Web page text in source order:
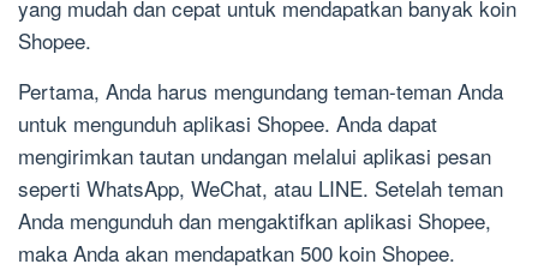
yang mudah dan cepat untuk mendapatkan banyak koin
Shopee.
Pertama, Anda harus mengundang teman-teman Anda
untuk mengunduh aplikasi Shopee. Anda dapat
mengirimkan tautan undangan melalui aplikasi pesan
seperti WhatsApp, WeChat, atau LINE. Setelah teman
Anda mengunduh dan mengaktifkan aplikasi Shopee,
maka Anda akan mendapatkan 500 koin Shopee.